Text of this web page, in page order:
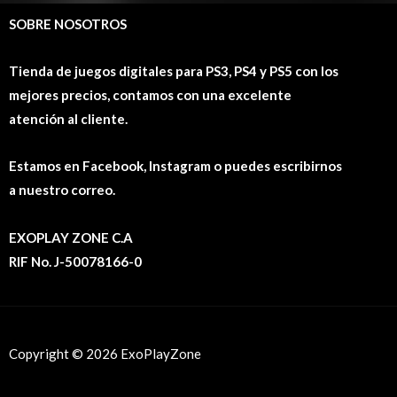
SOBRE NOSOTROS
Tienda de juegos digitales para PS3, PS4 y PS5 con los
mejores precios, contamos con una excelente
atención al cliente.
Estamos en Facebook, Instagram o puedes escribirnos
a nuestro correo.
EXOPLAY ZONE C.A
RIF No. J-50078166-0
Copyright © 2026 ExoPlayZone